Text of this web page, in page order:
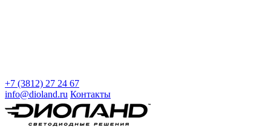
+7 (3812) 27 24 67
info@dioland.ru Контакты